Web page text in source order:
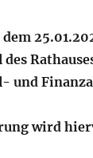
des
und
wird